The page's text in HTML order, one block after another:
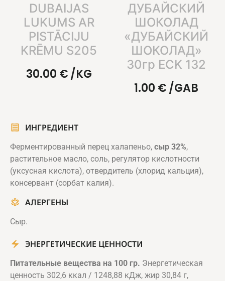
DUBAIJAS
LUKUMS AR
PISTĀCIJU
KRĒMU S205
30.00 €/KG
ДУБАЙСКИЙ
ШОКОЛАД
«ДУБАЙСКИЙ
ШОКОЛАД»
30гр ECK 132
1.00 €/GAB
ИНГРЕДИЕНТ
Ферментированный перец халапеньо, сыр 32%,
растительное масло, соль, регулятор кислотности
(уксусная кислота), отвердитель (хлорид кальция),
консервант (сорбат калия).
АЛЕРГЕНЫ
Сыр.
ЭНЕРГЕТИЧЕСКИЕ ЦЕННОСТИ
Питательные вещества на 100 гр. Энергетическая
ценность 302,6 ккал / 1248,88 кДж, жир 30,84 г,